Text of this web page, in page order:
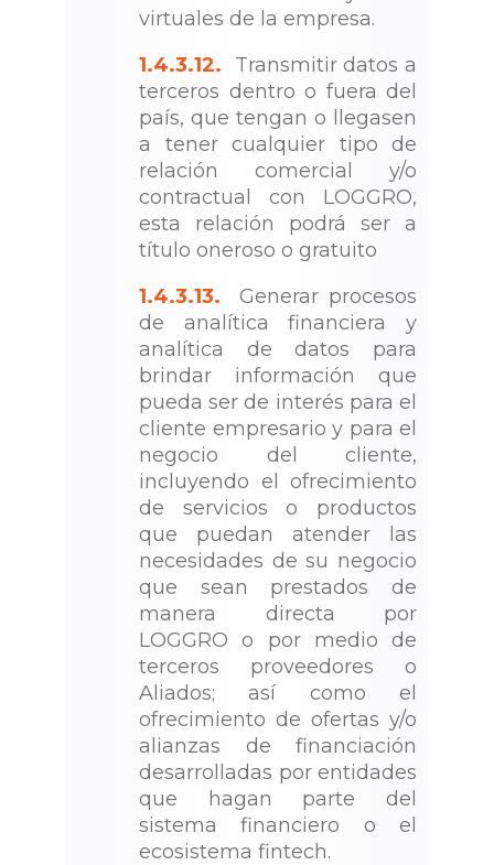
virtuales de la empresa.
1.4.3.12. Transmitir datos a
terceros dentro o fuera del
país, que tengan o llegasen
a tener cualquier tipo de
relación comercial y/o
contractual con LOGGRO,
esta relación podrá ser a
título oneroso o gratuito
1.4.3.13.Generar procesos
de analítica financiera y
analítica de datos para
brindar información que
pueda ser de interés para el
cliente empresario y para el
negocio del cliente,
incluyendo el ofrecimiento
de servicios o productos
que puedan atender las
necesidades de su negocio
que sean prestados de
manera directa por
LOGGRO o por medio de
terceros proveedores o
Aliados; así como el
ofrecimiento de ofertas y/o
alianzas de financiación
desarrolladas por entidades
que hagan parte del
sistema financiero o el
ecosistema fintech.